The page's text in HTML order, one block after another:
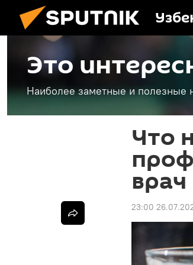
Это
Наиболее заметные и полезные
Что
врач
23:00